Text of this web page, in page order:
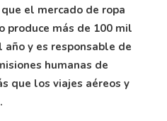
el mercado de ropa
produce más de 100 mil
y es responsable de
humanas de
que los viajes aéreos y